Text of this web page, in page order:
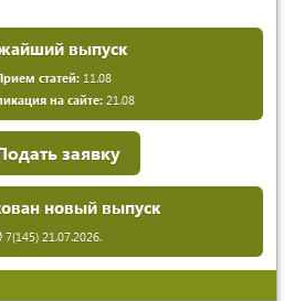
выпуск
статей: 11.08
на сайте:21.08
заявку
новый выпуск
7(145) 21.07.2026.